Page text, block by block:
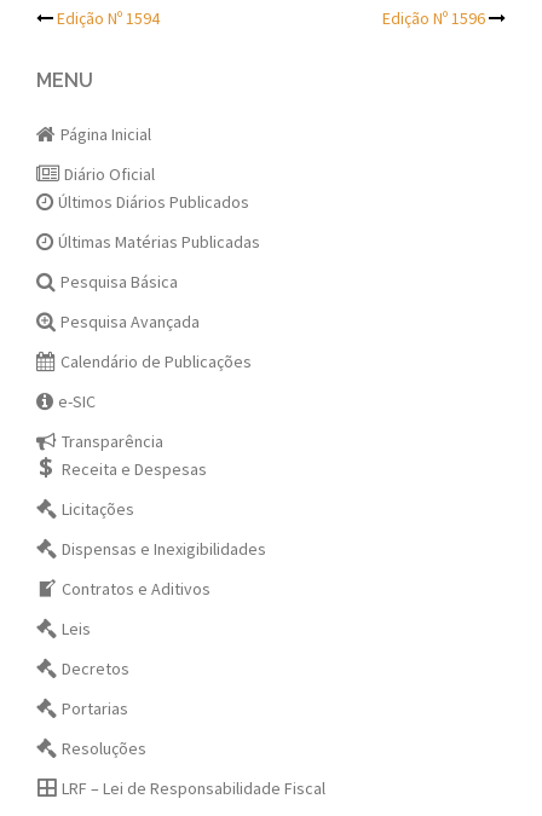
Post
navigation
Edição Nº 1594 Edição Nº 1596
MENU
Página Inicial
Diário Oficial
Últimos Diários Publicados
Últimas Matérias Publicadas
Pesquisa Básica
Pesquisa Avançada
Calendário de Publicações
e-SIC
Transparência
Receita e Despesas
Licitações
Dispensas e Inexigibilidades
Contratos e Aditivos
Leis
Decretos
Portarias
Resoluções
LRF – Lei de Responsabilidade Fiscal